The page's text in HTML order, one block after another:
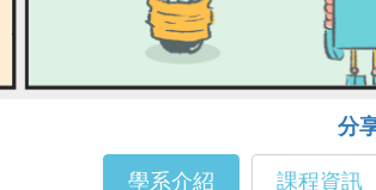
分
學系介紹 課程資訊